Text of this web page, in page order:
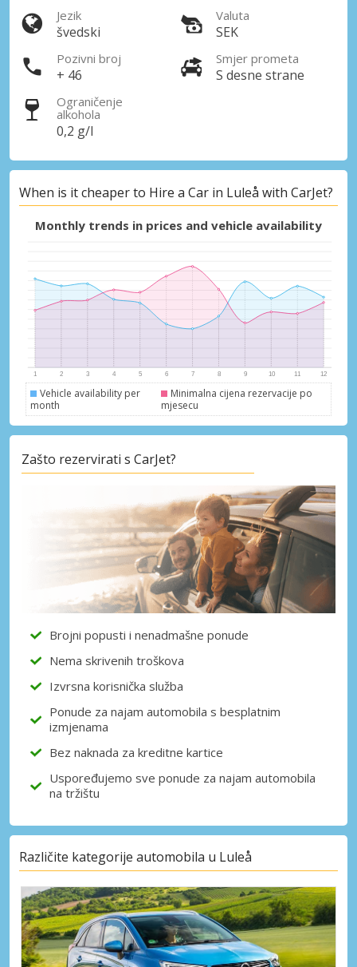
Posebni popusti
Pristupite ekskluzivnim ponudama naših
dobavljača
Prijava putem eLinka
Jezik
švedski
Valuta
SEK
Pozivni broj
+ 46
Smjer prometa
S desne strane
Ograničenje
alkohola
0,2 g/l
When is it cheaper to Hire a Car in Luleå with CarJet?
Monthly trends in prices and vehicle availability
Vehicle availability per
month
Minimalna cijena rezervacije po
mjesecu
Zašto rezervirati s CarJet?
Brojni popusti i nenadmašne ponude
Nema skrivenih troškova
Izvrsna korisnička služba
Ponude za najam automobila s besplatnim
izmjenama
Bez naknada za kreditne kartice
Uspoređujemo sve ponude za najam automobila
na tržištu
Različite kategorije automobila u Luleå